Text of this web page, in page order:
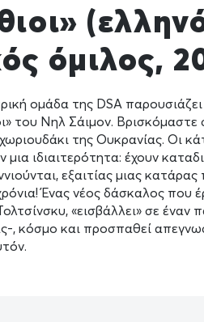
όμιλος,
ομάδα της DSA
του Νηλ Σάιμον. Βρισκόμαστε
της Ουκρανίας. Οι
μια ιδιαιτερότητα: έχουν
εξαιτίας μιας
Ένας νέος δάσκαλος που
«εισβάλλει» σε έναν
, κόσμο και προσπαθεί